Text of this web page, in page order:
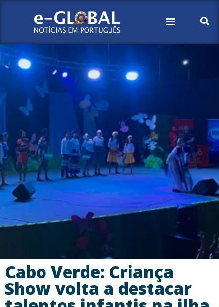
Cabo Verde: Criança
Show volta a destacar